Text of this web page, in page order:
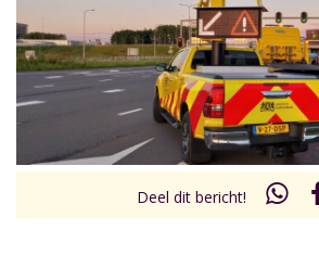
uur 1 van 0
Inklappen
Deel dit bericht!